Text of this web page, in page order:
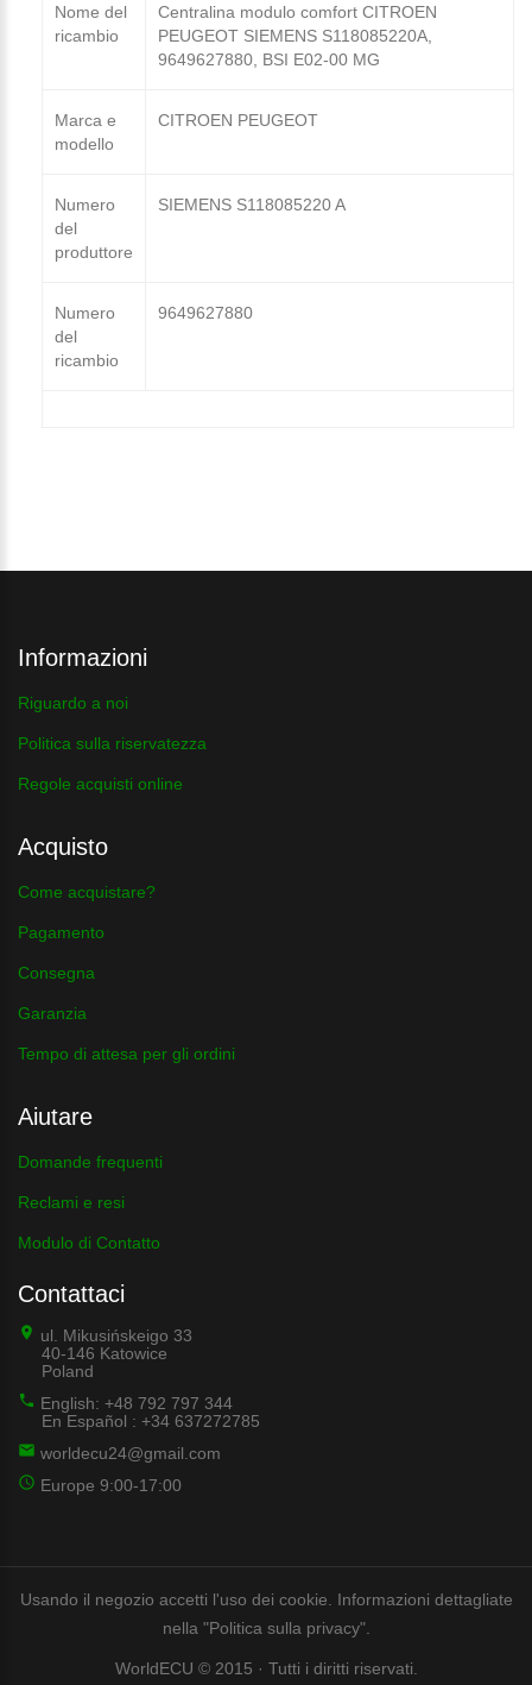
Nome del
ricambio
Centralina modulo comfort CITROEN
PEUGEOT SIEMENS S118085220A,
9649627880, BSI E02-00 MG
Marca e
modello
CITROEN PEUGEOT
Numero
del
produttore
SIEMENS S118085220 A
Numero
del
ricambio
9649627880
Informazioni
Riguardo a noi
Politica sulla riservatezza
Regole acquisti online
Acquisto
Come acquistare?
Pagamento
Consegna
Garanzia
Tempo di attesa per gli ordini
Aiutare
Domande frequenti
Reclami e resi
Modulo di Contatto
Contattaci
ul. Mikusińskeigo 33
40-146 Katowice
Poland
English: +48 792 797 344
En Español : +34 637272785
worldecu24@gmail.com
Europe 9:00-17:00
Usando il negozio accetti l'uso dei cookie. Informazioni dettagliate
nella "Politica sulla privacy".
WorldECU © 2015 · Tutti i diritti riservati.